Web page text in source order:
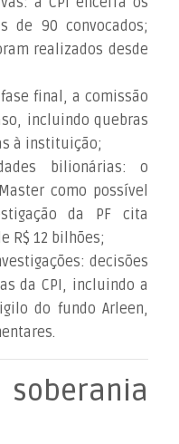
de 90 convocados;
realizados desde
final, a comissão
incluindo quebras
à instituição;
bilionárias: o
como possível
da PF cita
R$ 12 bilhões;
decisões
da CPI, incluindo a
do fundo Arleen,